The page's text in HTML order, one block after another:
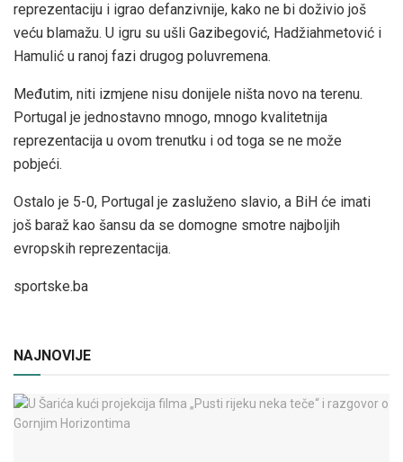
reprezentaciju i igrao defanzivnije, kako ne bi doživio još
veću blamažu. U igru su ušli Gazibegović, Hadžiahmetović i
Hamulić u ranoj fazi drugog poluvremena.
Međutim, niti izmjene nisu donijele ništa novo na terenu.
Portugal je jednostavno mnogo, mnogo kvalitetnija
reprezentacija u ovom trenutku i od toga se ne može
pobjeći.
Ostalo je 5-0, Portugal je zasluženo slavio, a BiH će imati
još baraž kao šansu da se domogne smotre najboljih
evropskih reprezentacija.
sportske.ba
NAJNOVIJE